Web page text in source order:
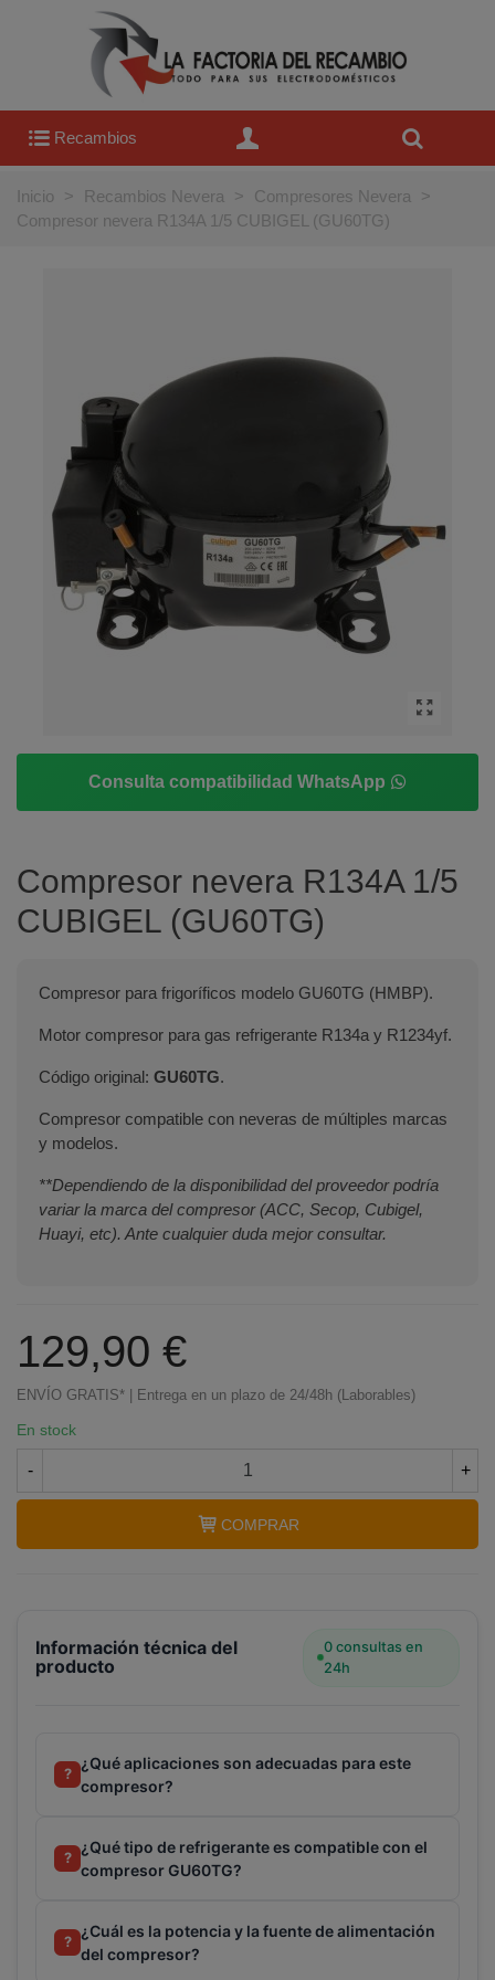
Recambios
Inicio > Recambios Nevera > Compresores Nevera
>
Compresor nevera R134A 1/5 CUBIGEL (GU60TG)
Consulta compatibilidad WhatsApp
Compresor nevera R134A 1/5
CUBIGEL (GU60TG)
Compresor para frigoríficos modelo GU60TG (HMBP).
Motor compresor para gas refrigerante R134a y R1234yf.
Código original: GU60TG.
Compresor compatible con neveras de múltiples marcas
y modelos.
**Dependiendo de la disponibilidad del proveedor podría
variar la marca del compresor (ACC, Secop, Cubigel,
Huayi, etc). Ante cualquier duda mejor consultar.
129,90 €
ENVÍO GRATIS* | Entrega en un plazo de 24/48h (Laborables)
En stock
- +
COMPRAR
Información técnica del
producto
0 consultas en
24h
?
¿Qué aplicaciones son adecuadas para este
compresor?
?
¿Qué tipo de refrigerante es compatible con el
compresor GU60TG?
?
¿Cuál es la potencia y la fuente de alimentación
del compresor?
○ Motor activo -
Compresor nevera R134A 1/5 CUBIGEL
(GU60TG)